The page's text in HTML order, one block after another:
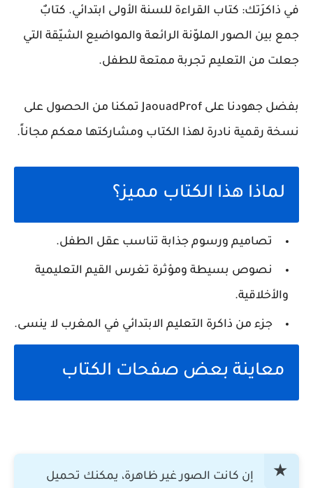
في ذاكرَتك: كتاب القراءة للسنة الأولى ابتدائي. كتابٌ
جمع بين الصور الملوّنة الرائعة والمواضيع الشيّقة التي
جعلت من التعليم تجربة ممتعة للطفل.
بفضل جهودنا على JaouadProf
تمكنا من الحصول على
نسخة رقمية نادرة لهذا الكتاب ومشاركتها معكم مجاناً.
لماذا هذا الكتاب مميز؟
تصاميم ورسوم جذابة تناسب عقل الطفل.
نصوص بسيطة ومؤثرة تغرس القيم التعليمية
والأخلاقية.
جزء من ذاكرة التعليم الابتدائي في المغرب لا ينسى.
معاينة بعض صفحات الكتاب
إن كانت الصور غير ظاهرة، يمكنك تحميل